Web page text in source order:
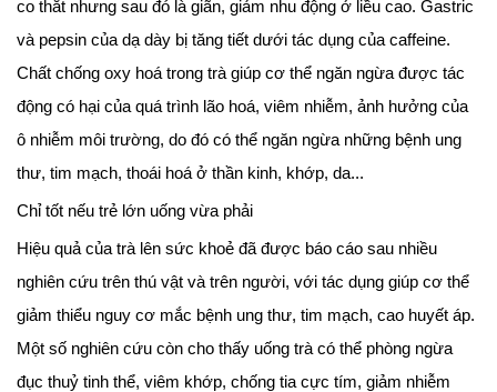
co thắt nhưng sau đó là giãn, giảm nhu động ở liều cao. Gastric
và pepsin của dạ dày bị tăng tiết dưới tác dụng của caffeine.
Chất chống oxy hoá trong trà giúp cơ thể ngăn ngừa được tác
động có hại của quá trình lão hoá, viêm nhiễm, ảnh hưởng của
ô nhiễm môi trường, do đó có thể ngăn ngừa những bệnh ung
thư, tim mạch, thoái hoá ở thần kinh, khớp, da...
Chỉ tốt nếu trẻ lớn uống vừa phải
Hiệu quả của trà lên sức khoẻ đã được báo cáo sau nhiều
nghiên cứu trên thú vật và trên người, với tác dụng giúp cơ thể
giảm thiểu nguy cơ mắc bệnh ung thư, tim mạch, cao huyết áp.
Một số nghiên cứu còn cho thấy uống trà có thể phòng ngừa
đục thuỷ tinh thể, viêm khớp, chống tia cực tím, giảm nhiễm